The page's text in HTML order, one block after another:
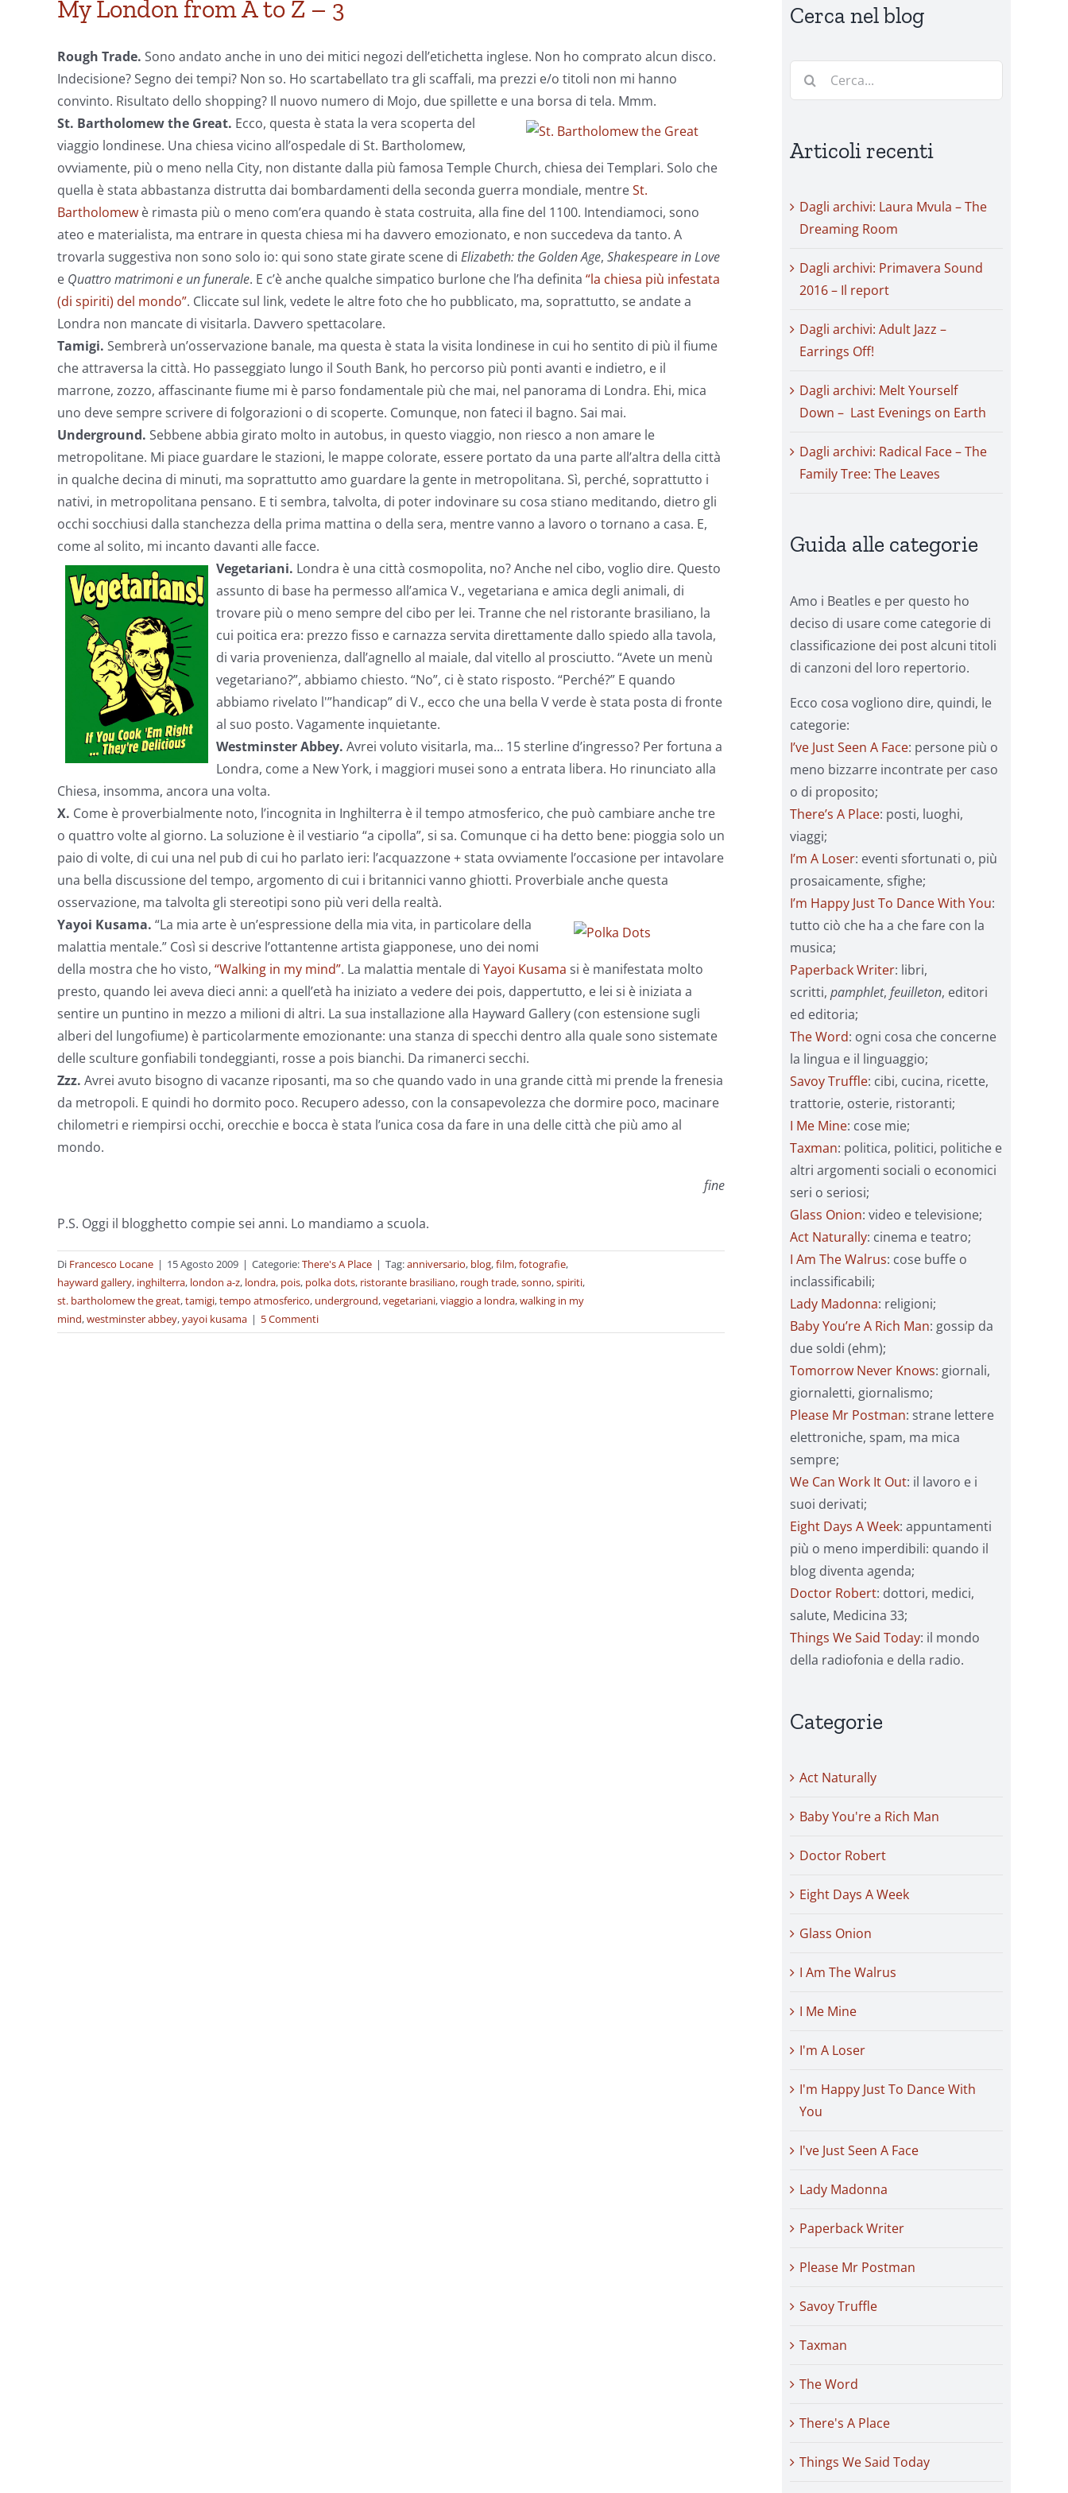
My London from A to Z – 3
Rough Trade. Sono andato anche in uno dei mitici negozi dell’etichetta inglese. Non ho comprato alcun disco.
Indecisione? Segno dei tempi? Non so. Ho scartabellato tra gli scaffali, ma prezzi e/o titoli non mi hanno
convinto. Risultato dello shopping? Il nuovo numero di Mojo, due spillette e una borsa di tela. Mmm.
St. Bartholomew the Great. Ecco, questa è stata la vera scoperta del
viaggio londinese. Una chiesa vicino all’ospedale di St. Bartholomew,
ovviamente, più o meno nella City, non distante dalla più famosa Temple Church, chiesa dei Templari. Solo che
quella è stata abbastanza distrutta dai bombardamenti della seconda guerra mondiale, mentreSt.
Bartholomew è rimasta più o meno com’era quando è stata costruita, alla fine del 1100. Intendiamoci, sono
ateo e materialista, ma entrare in questa chiesa mi ha davvero emozionato, e non succedeva da tanto. A
trovarla suggestiva non sono solo io: qui sono state girate scene di Elizabeth: the Golden Age, Shakespeare in Love
e Quattro matrimoni e un funerale. E c’è anche qualche simpatico burlone che l’ha definita “la chiesa più infestata
(di spiriti) del mondo”. Cliccate sul link, vedete le altre foto che ho pubblicato, ma, soprattutto, se andate a
Londra non mancate di visitarla. Davvero spettacolare.
Tamigi. Sembrerà un’osservazione banale, ma questa è stata la visita londinese in cui ho sentito di più il fiume
che attraversa la città. Ho passeggiato lungo il South Bank, ho percorso più ponti avanti e indietro, e il
marrone, zozzo, affascinante fiume mi è parso fondamentale più che mai, nel panorama di Londra. Ehi, mica
uno deve sempre scrivere di folgorazioni o di scoperte. Comunque, non fateci il bagno. Sai mai.
Underground. Sebbene abbia girato molto in autobus, in questo viaggio, non riesco a non amare le
metropolitane. Mi piace guardare le stazioni, le mappe colorate, essere portato da una parte all’altra della città
in qualche decina di minuti, ma soprattutto amo guardare la gente in metropolitana. Sì, perché, soprattutto i
nativi, in metropolitana pensano. E ti sembra, talvolta, di poter indovinare su cosa stiano meditando, dietro gli
occhi socchiusi dalla stanchezza della prima mattina o della sera, mentre vanno a lavoro o tornano a casa. E,
come al solito, mi incanto davanti alle facce.
Vegetariani. Londra è una città cosmopolita, no? Anche nel cibo, voglio dire. Questo
assunto di base ha permesso all’amica V., vegetariana e amica degli animali, di
trovare più o meno sempre del cibo per lei. Tranne che nel ristorante brasiliano, la
cui poitica era: prezzo fisso e carnazza servita direttamente dallo spiedo alla tavola,
di varia provenienza, dall’agnello al maiale, dal vitello al prosciutto. “Avete un menù
vegetariano?”, abbiamo chiesto. “No”, ci è stato risposto. “Perché?” E quando
abbiamo rivelato l'”handicap” di V., ecco che una bella V verde è stata posta di fronte
al suo posto. Vagamente inquietante.
Westminster Abbey. Avrei voluto visitarla, ma… 15 sterline d’ingresso? Per fortuna a
Londra, come a New York, i maggiori musei sono a entrata libera. Ho rinunciato alla
Chiesa, insomma, ancora una volta.
X. Come è proverbialmente noto, l’incognita in Inghilterra è il tempo atmosferico, che può cambiare anche tre
o quattro volte al giorno. La soluzione è il vestiario “a cipolla”, si sa. Comunque ci ha detto bene: pioggia solo un
paio di volte, di cui una nel pub di cui ho parlato ieri: l’acquazzone + stata ovviamente l’occasione per intavolare
una bella discussione del tempo, argomento di cui i britannici vanno ghiotti. Proverbiale anche questa
osservazione, ma talvolta gli stereotipi sono più veri della realtà.
Yayoi Kusama. “La mia arte è un’espressione della mia vita, in particolare della
malattia mentale.” Così si descrive l’ottantenne artista giapponese, uno dei nomi
della mostra che ho visto, “Walking in my mind”. La malattia mentale di Yayoi Kusama si è manifestata molto
presto, quando lei aveva dieci anni: a quell’età ha iniziato a vedere dei pois, dappertutto, e lei si è iniziata a
sentire un puntino in mezzo a milioni di altri. La sua installazione alla Hayward Gallery (con estensione sugli
alberi del lungofiume) è particolarmente emozionante: una stanza di specchi dentro alla quale sono sistemate
delle sculture gonfiabili tondeggianti, rosse a pois bianchi. Da rimanerci secchi.
Zzz. Avrei avuto bisogno di vacanze riposanti, ma so che quando vado in una grande città mi prende la frenesia
da metropoli. E quindi ho dormito poco. Recupero adesso, con la consapevolezza che dormire poco, macinare
chilometri e riempirsi occhi, orecchie e bocca è stata l’unica cosa da fare in una delle città che più amo al
mondo.
fine
P.S. Oggi il blogghetto compie sei anni. Lo mandiamo a scuola.
Di Francesco Locane | 15 Agosto 2009 | Categorie:There's A Place | Tag:anniversario, blog,film,fotografie,
hayward gallery, inghilterra, london a-z, londra, pois, polka dots, ristorante brasiliano, rough trade,sonno,spiriti,
st. bartholomew the great,tamigi,tempo atmosferico, underground,vegetariani,viaggio a londra,walking in my
mind,westminster abbey,yayoi kusama | 5 Commenti
Cerca nel blog
Cerca
Articoli recenti
Dagli archivi: Laura Mvula – The
Dreaming Room
Dagli archivi: Primavera Sound
2016 – Il report
Dagli archivi: Adult Jazz –
Earrings Off!
Dagli archivi: Melt Yourself
Down – Last Evenings on Earth
Dagli archivi: Radical Face – The
Family Tree: The Leaves
Guida alle categorie
Amo i Beatles e per questo ho
deciso di usare come categorie di
classificazione dei post alcuni titoli
di canzoni del loro repertorio.
Ecco cosa vogliono dire, quindi, le
categorie:
I’ve Just Seen A Face: persone più o
meno bizzarre incontrate per caso
o di proposito;
There’s A Place: posti, luoghi,
viaggi;
I’m A Loser: eventi sfortunati o, più
prosaicamente, sfighe;
I’m Happy Just To Dance With You:
tutto ciò che ha a che fare con la
musica;
Paperback Writer: libri,
scritti, pamphlet, feuilleton, editori
ed editoria;
The Word: ogni cosa che concerne
la lingua e il linguaggio;
Savoy Truffle: cibi, cucina, ricette,
trattorie, osterie, ristoranti;
I Me Mine: cose mie;
Taxman: politica, politici, politiche e
altri argomenti sociali o economici
seri o seriosi;
Glass Onion: video e televisione;
Act Naturally: cinema e teatro;
I Am The Walrus: cose buffe o
inclassificabili;
Lady Madonna: religioni;
Baby You’re A Rich Man: gossip da
due soldi (ehm);
Tomorrow Never Knows: giornali,
giornaletti, giornalismo;
Please Mr Postman: strane lettere
elettroniche, spam, ma mica
sempre;
We Can Work It Out: il lavoro e i
suoi derivati;
Eight Days A Week: appuntamenti
più o meno imperdibili: quando il
blog diventa agenda;
Doctor Robert: dottori, medici,
salute, Medicina 33;
Things We Said Today: il mondo
della radiofonia e della radio.
Categorie
Act Naturally
Baby You're a Rich Man
Doctor Robert
Eight Days A Week
Glass Onion
I Am The Walrus
I Me Mine
I'm A Loser
I'm Happy Just To Dance With
You
I've Just Seen A Face
Lady Madonna
Paperback Writer
Please Mr Postman
Savoy Truffle
Taxman
The Word
There's A Place
Things We Said Today